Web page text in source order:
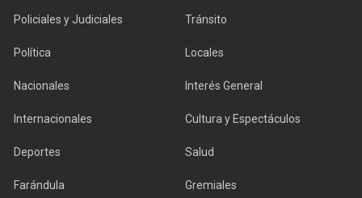
Policiales y Judiciales Tránsito
Política Locales
Nacionales Interés General
Internacionales Cultura y Espectáculos
Deportes Salud
Farándula Gremiales